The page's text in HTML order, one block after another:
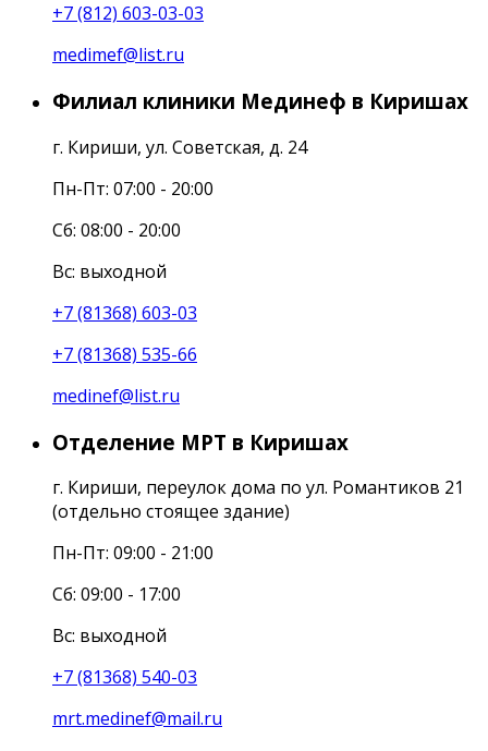
+7 (812) 603-03-03
medimef@list.ru
Филиал клиники Мединеф в Киришах
г. Кириши, ул. Советская, д. 24
Пн-Пт: 07:00 - 20:00
Сб: 08:00 - 20:00
Вс: выходной
+7 (81368) 603-03
+7 (81368) 535-66
medinef@list.ru
Отделение МРТ в Киришах
г. Кириши, переулок дома по ул. Романтиков 21
(отдельно стоящее здание)
Пн-Пт: 09:00 - 21:00
Сб: 09:00 - 17:00
Вс: выходной
+7 (81368) 540-03
mrt.medinef@mail.ru